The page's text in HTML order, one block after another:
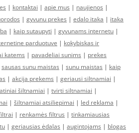
| kontaktai | apie mus | naujienos |
| gyvunu prekes | edalo itaka | itaka
| kaip sutaupyti | gyvunams internetu |
parduotuve | kokybiskas ir
katems | pavadeliai sunims | prekes
sausas sunu maistas | sunu maistas | kaip
| akcija prekems | geriausi siltnamiai |
šiltnamiai | tvirti siltnamiai |
| šiltnamiai atsiliepimai | led reklama |
| renkamės filtrus | tinkamiausias
| geriausias ėdalas | augintojams | blogas